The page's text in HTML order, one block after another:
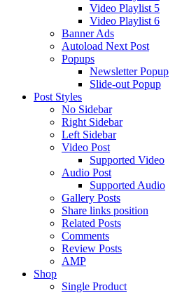
Video Playlist 5
Video Playlist 6
Banner Ads
Autoload Next Post
Popups
Newsletter Popup
Slide-out Popup
Post Styles
No Sidebar
Right Sidebar
Left Sidebar
Video Post
Supported Video
Audio Post
Supported Audio
Gallery Posts
Share links position
Related Posts
Comments
Review Posts
AMP
Shop
Single Product